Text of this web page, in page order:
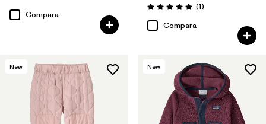
Compara
Valoración: 5.0 / 5
(1Comentarios
)
Compara
New New